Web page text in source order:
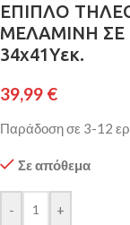
ΕΠΙΠΛΟ
ΜΕΛΑΜΙΝΗ ΣΕ
34x41Yεκ.
39,99 €
Παράδοση σε 3-12
Σε απόθεμα
- +